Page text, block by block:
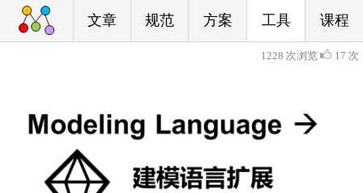
文章 规范 方案 工具 课程
1228 次浏览 17 次